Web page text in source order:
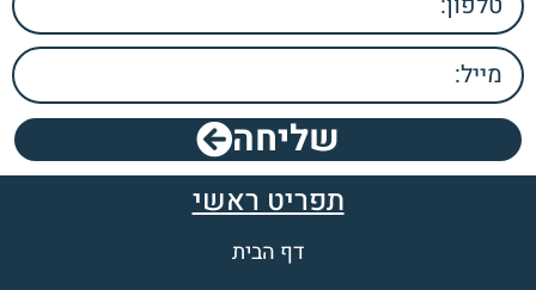
שליחה
תפריט ראשי
דף הבית